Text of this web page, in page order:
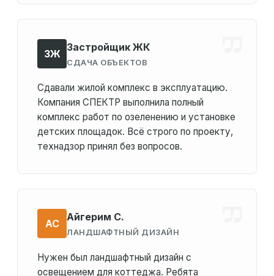
ЗЖ
Застройщик ЖК
СДАЧА ОБЪЕКТОВ
Сдавали жилой комплекс в эксплуатацию.
Компания СПЕКТР выполнила полный
комплекс работ по озеленению и установке
детских площадок. Всё строго по проекту,
технадзор принял без вопросов.
АС
Айгерим С.
ЛАНДШАФТНЫЙ ДИЗАЙН
Нужен был ландшафтный дизайн с
освещением для коттеджа. Ребята